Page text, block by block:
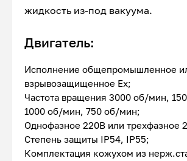
жидкость из-под вакуума.
Двигатель:
Исполнение общепромышленное
взрывозащищенное Ex;
Частота вращения 3000 об/мин,
1000 об/мин, 750 об/мин;
Однофазное 220В или трехфазное
Степень защиты IP54, IP55;
Комплектация кожухом из